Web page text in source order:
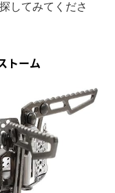
してみてくださ
トーム